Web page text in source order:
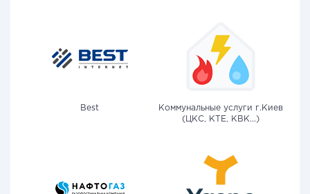
Best
Коммунальные услуги г.Киев
(ЦКС, КТЕ, КВК...)